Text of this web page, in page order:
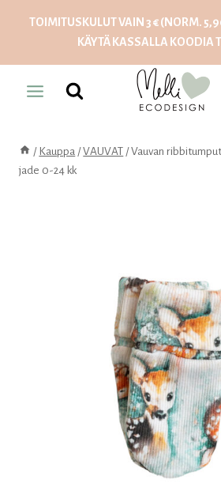
TOIMITUSKULUT VAIN 3 € (NORM.
KÄYTÄ KASSALLA KOODIA
/ Kauppa / VAUVAT / Vauvan
jade 0-24 kk